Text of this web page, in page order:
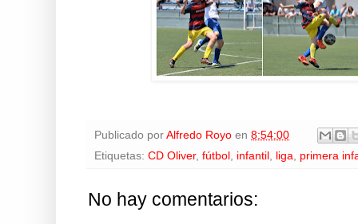
Publicado por Alfredo Royo en 8:54:00
Etiquetas: CD Oliver, fútbol , infantil , liga, primera
No hay comentarios: